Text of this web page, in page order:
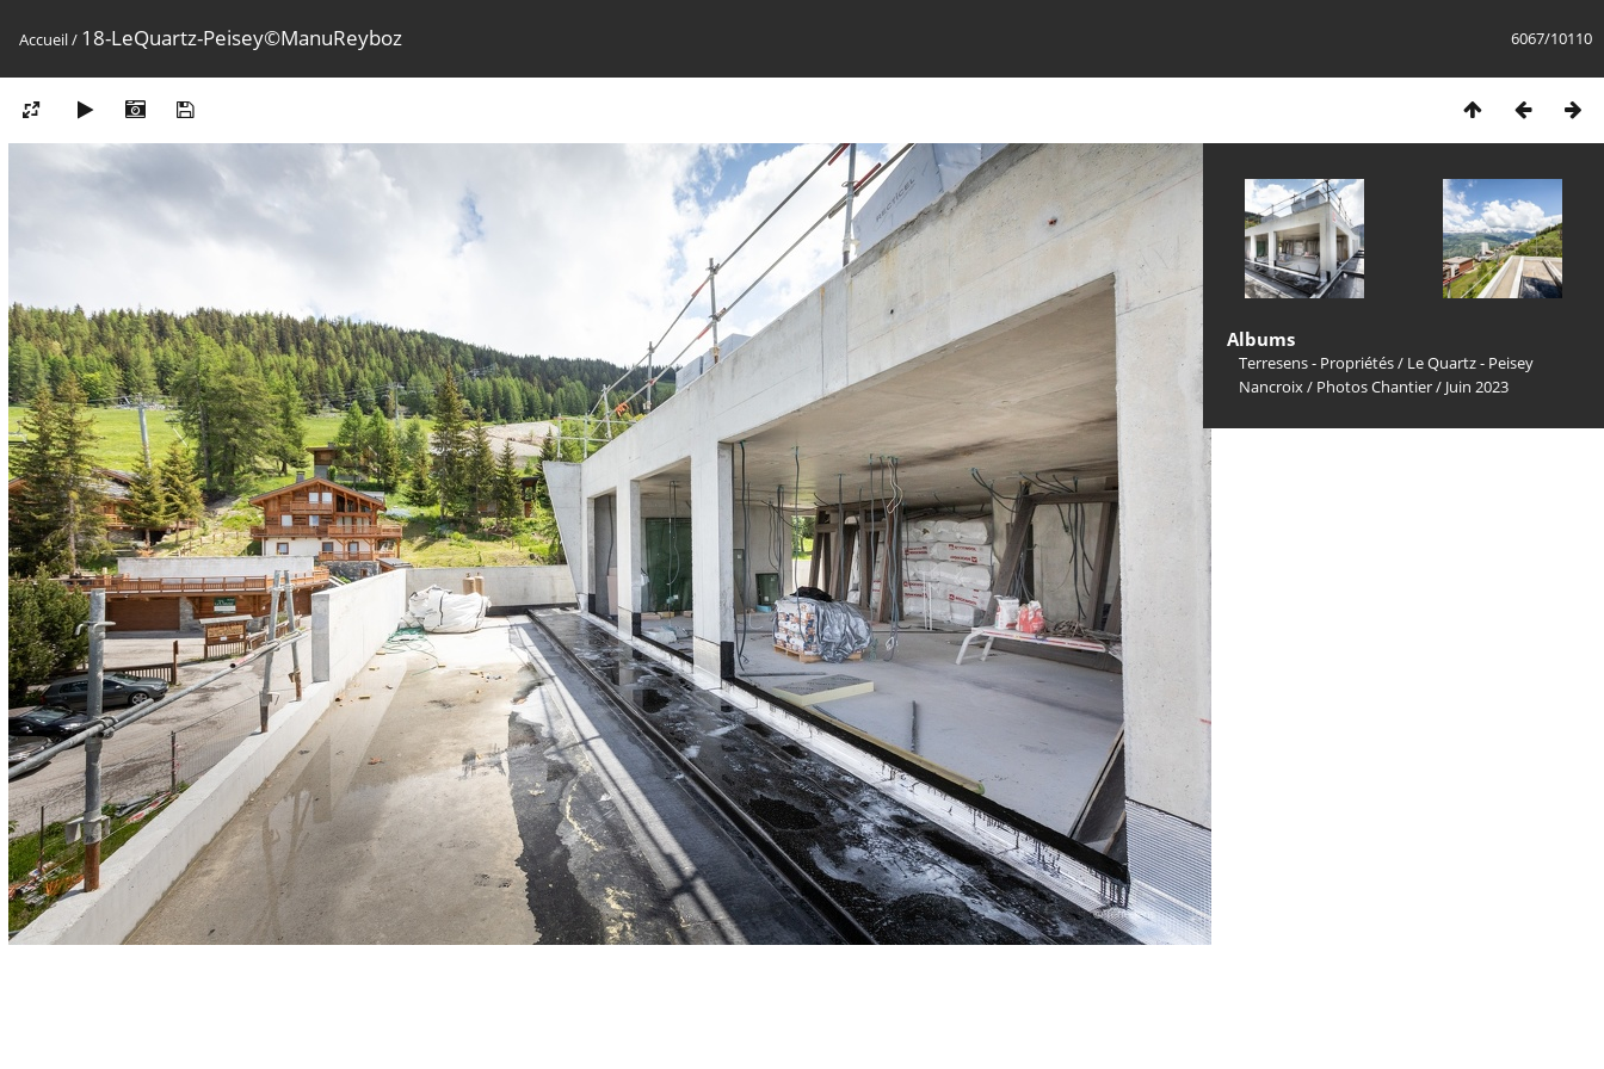
6067/10110
Accueil/ 18-LeQuartz-Peisey©ManuReyboz
Albums
Terresens - Propriétés/ Le Quartz - Peisey
Nancroix/ Photos Chantier/ Juin 2023